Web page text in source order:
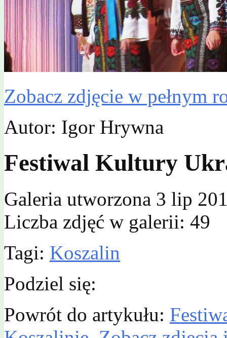
Zobacz zdjęcie w pełnym
Autor: Igor Hrywna
Festiwal Kultury
Galeria utworzona 3 lip
Liczba zdjęć w galerii: 49
Tagi: Koszalin
Podziel się:
Powrót do artykułu: